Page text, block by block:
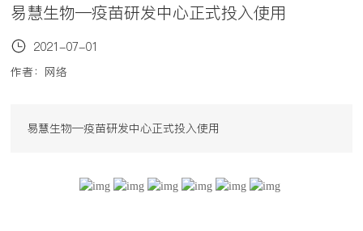
易慧生物—疫苗研发中心正式投入使用
2021-07-01
作者：网络
易慧生物—疫苗研发中心正式投入使用